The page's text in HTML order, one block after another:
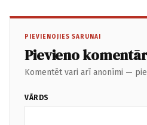
PIEVIENOJIES SARUNAI
Pievieno
Komentēt vari arī anonīmi —
VĀRDS